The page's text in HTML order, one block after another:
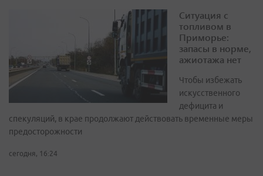
Ситуация с
топливом в
Приморье:
запасы в норме,
ажиотажа нет
Чтобы избежать
искусственного
дефицита и
спекуляций, в крае продолжают действовать временные меры
предосторожности
сегодня, 16:24